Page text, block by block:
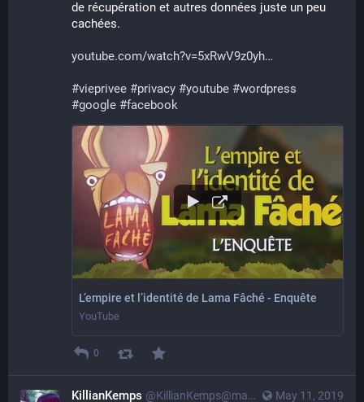
de récupération et autres données juste un peu
cachées.
youtube.com/watch?v=5xRwV9z0yh
#vieprivee #privacy #youtube #wordpress
#google #facebook
L’empire et l’identité de Lama Fâché - Enquête
YouTube
0
May 11, 2019
KillianKemps @KillianKemps@mastodon.qowala.org